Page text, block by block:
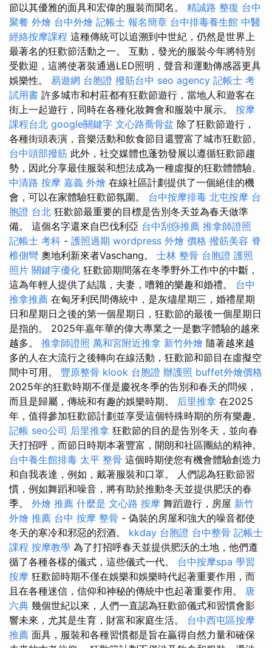
節以其優雅的面具和宏偉的服裝而聞名。 精誠路 整復 台中
聚餐 外燴 台中外燴 記帳士 報名簡章 台中排毒養生館 中醫
經絡按摩課程 這種傳統可以追溯到中世紀，仍然是世界上
最著名的狂歡節活動之一。 互動，發光的服裝今年將特別
受歡迎，這將使著裝通過LED照明，聲音和運動傳感器更具
娛樂性。 易遊網 台胞證 撥筋台中 seo agency 記帳士 考
試用書 許多城市和村莊都有狂歡節遊行，當地人和遊客在
街上一起遊行，同時在各種化妝舞會和服裝中展示。 按摩
課程台北 google關鍵字 文心路喬骨盆 除了狂歡節遊行，
各種街頭表演，音樂活動和飲食節目還豐富了城市狂歡節。
台中頭部撥筋 此外，社交媒體也蓬勃發展以遵循狂歡節趨
勢，因此分享最佳服裝和想法成為一種虛擬的狂歡體體驗。
中清路 按摩 嘉義 外燴 在線社區計劃提供了一個絕佳的機
會，可以在家體驗狂歡節氛圍。 台中按摩排毒 北屯按摩 台
胞證 台北 狂歡節最重要的目標是告別冬天並為春天做準
備。 這個名字還來自巴伐利亞 台中刮痧推薦 推拿師證照
記帳士 考科 - 護照過期 wordpress 外燴 價格 撥筋美容 脊
椎側彎 奧地利新來者Vaschang。 士林 整骨 台胞證 護照
照片 關鍵字優化 狂歡節期間落在冬季野外工作中的中斷，
這為年輕人提供了結識，夫妻，嘈雜的樂趣和婚禮。 台中
推拿推薦 在匈牙利民間傳統中，是灰燼星期三，婚禮星期
日和星期日之後的第一個星期日，狂歡節的最後一個星期日
是指的。 2025年嘉年華的偉大專業之一是數字體驗的越來
越多。 推拿師證照 萬和宮附近推拿 新竹外燴 隨著越來越
多的人在大流行之後轉向在線活動，狂歡節和節目在虛擬空
間中可用。 豐原整骨 klook 台胞證 辦護照 buffet外燴價格
2025年的狂歡時期不僅是慶祝冬季的告別和春天的問候，
而且是歸屬，傳統和有趣的娛樂時期。 后里推拿 在2025
年，值得參加狂歡節計劃並享受這個特殊時期的所有樂趣。
記帳 seo公司 后里推拿 狂歡節的目的是告別冬天，並向春
天打招呼，而節日時期本著豐富，開朗和社區團結的精神。
台中養生館排毒 太平 整骨 這個時期使您有機會體驗創造力
和自我表達，例如，戴著服裝和口罩。 人們認為狂歡節習
慣，例如舞蹈和噪音，將有助於推動冬天並提供肥沃的春
季。 外燴 推薦 什麼是 文心路 按摩 舞蹈遊行，房屋 新竹
外燴 推薦 台中 按摩 整骨 - 偽裝的房屋和強大的噪音都使
冬天的寒冷和邪惡的烈酒。 kkday 台胞證 台中整骨 記帳士
課程 按摩教學 為了打招呼春天並提供肥沃的土地，他們遵
循了各種各樣的儀式，這些儀式一代。 台中按摩spa 學習
按摩 狂歡節時期不僅在娛樂和娛樂時代起著重要作用，而
且在各種迷信，信仰和神秘的傳統中也起著重要作用。 唐
六典 幾個世紀以來，人們一直認為狂歡節儀式和習慣會影
響未來，尤其是生育，財富和家庭生活。 台中西屯區按摩
推薦 面具，服裝和各種習慣都是旨在贏得自然力量和確保